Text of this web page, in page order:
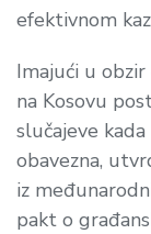
efektivnom
Imajući u
na Kosovu
slučajeve
obavezna,
iz
pakt o